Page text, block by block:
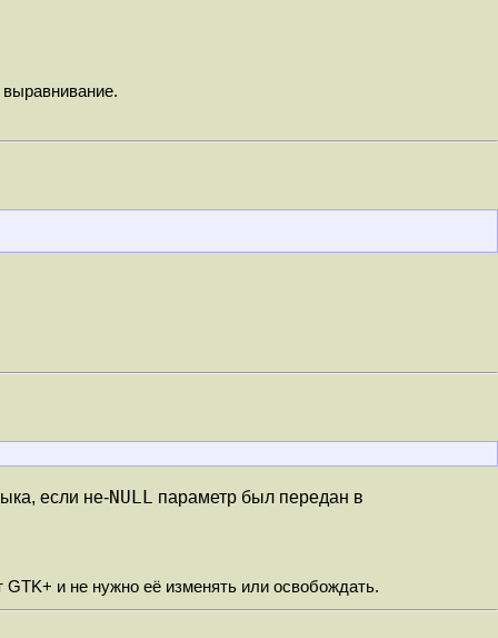
если не-NULL параметр был передан в
GTK+ и не нужно её изменять или освобождать.